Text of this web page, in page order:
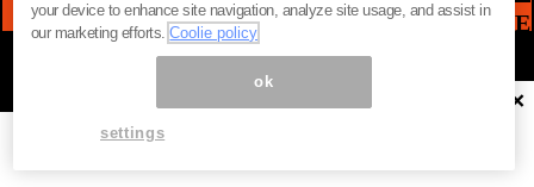
MAG2 NEWS HEADLINE
ページ内の商標は全て商標権者に属します。無断転載を禁じます。 ©
まぐまぐ！
×
your device to enhance site navigation, analyze site usage, and assist in
our marketing efforts.Coolie policy
ok
settings